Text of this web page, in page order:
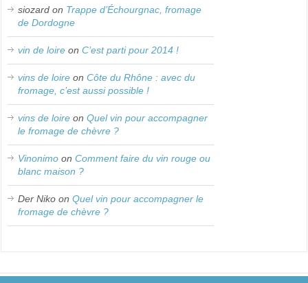
siozard on Trappe d’Échourgnac, fromage
de Dordogne
vin de loire onC’est parti pour 2014 !
vins de loire onCôte du Rhône : avec du
fromage, c’est aussi possible !
vins de loire onQuel vin pour accompagner
le fromage de chèvre ?
Vinonimo onComment faire du vin rouge ou
blanc maison ?
Der Niko onQuel vin pour accompagner le
fromage de chèvre ?